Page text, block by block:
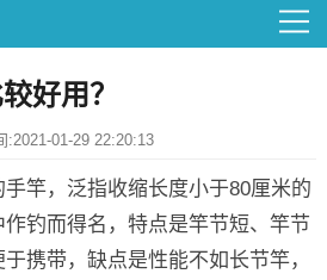
好用？
01-29 22:20:13
竿，泛指收缩长度小于80厘米的
钓而得名，特点是竿节短、竿节
携带，缺点是性能不如长节竿，